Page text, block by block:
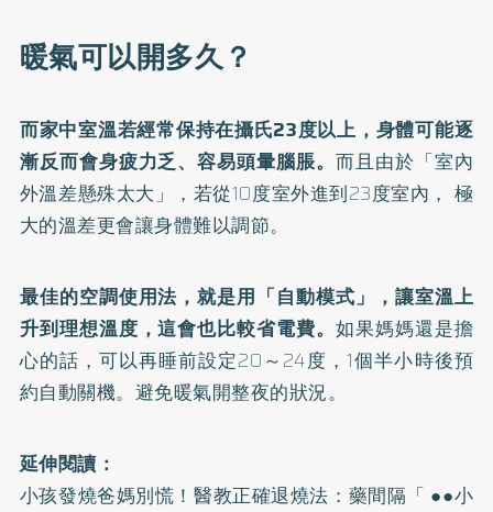
暖氣可以開多久？
而家中室溫若經常保持在攝氏23度以上，身體可能逐
漸反而會身疲力乏、容易頭暈腦脹。 而且由於「室內
外溫差懸殊太大」，若從10度室外進到23度室內， 極
大的溫差更會讓身體難以調節。
最佳的空調使用法，就是用「自動模式」，讓室溫上
升到理想溫度，這會也比較省電費。 如果媽媽還是擔
心的話，可以再睡前設定20～24度，1個半小時後預
約自動關機。避免暖氣開整夜的狀況。
延伸閱讀：
小孩發燒爸媽別慌！醫教正確退燒法：藥間隔「 ●●小